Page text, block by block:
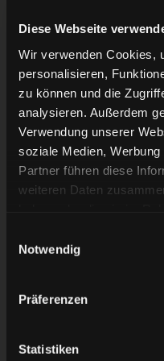
Diese Webseite
Wir verwenden Cookies,
personalisieren,
zu können und die
analysieren. Außerdem
Verwendung unserer
soziale Medien,
Partner führen diese
weiteren Daten
Notwendig
Präferenzen
Statistiken
Können und
Der fiel dann aber kurz
trotzdem. Dietz mit
Schlenzer, allerdings
mächtig Verkehr. Der
Chance.
Druck in Richtung des
Penalty. Alex Barta war
höchstpersönlich